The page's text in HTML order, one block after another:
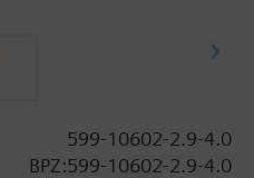
of the valve in the
599-10602-2.9-4.0
BPZ:599-10602-2.9-4.0